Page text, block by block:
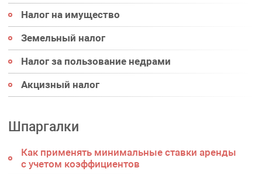
Налог на имущество
Земельный налог
Налог за пользование недрами
Акцизный налог
Шпаргалки
Как применять минимальные ставки аренды
с учетом коэффициентов